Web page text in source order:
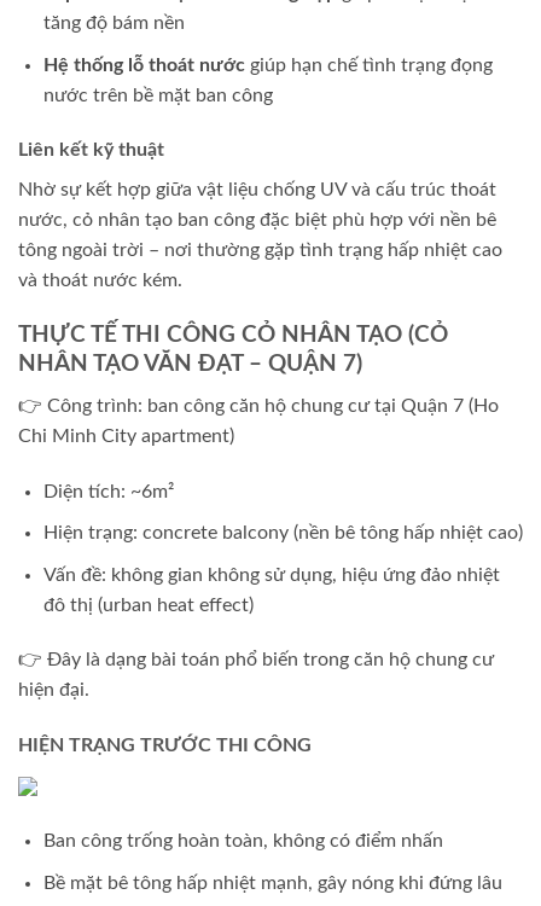
tăng độ bám nền
Hệ thống lỗ thoát nướcgiúp hạn chế tình trạng đọng
nước trên bề mặt ban công
Liên kết kỹ thuật
Nhờ sự kết hợp giữa vật liệu chống UV và cấu trúc thoát
nước, cỏ nhân tạo ban công đặc biệt phù hợp với nền bê
tông ngoài trời – nơi thường gặp tình trạng hấp nhiệt cao
và thoát nước kém.
THỰC TẾ THI CÔNG CỎ NHÂN TẠO (CỎ
NHÂN TẠO VĂN ĐẠT – QUẬN 7)
👉 Công trình: ban công căn hộ chung cư tại Quận 7 (Ho
Chi Minh City apartment)
Diện tích: ~6m²
Hiện trạng: concrete balcony (nền bê tông hấp nhiệt cao)
Vấn đề: không gian không sử dụng, hiệu ứng đảo nhiệt
đô thị (urban heat effect)
👉 Đây là dạng bài toán phổ biến trong căn hộ chung cư
hiện đại.
HIỆN TRẠNG TRƯỚC THI CÔNG
Ban công trống hoàn toàn, không có điểm nhấn
Bề mặt bê tông hấp nhiệt mạnh, gây nóng khi đứng lâu